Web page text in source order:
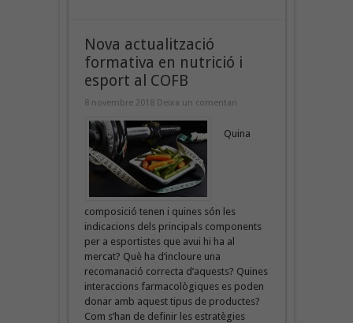
Nova actualització
formativa en nutrició i
esport al COFB
8 novembre 2018 Deixa un comentari
Quina
composició tenen i quines són les
indicacions dels principals components
per a esportistes que avui hi ha al
mercat? Què ha d’incloure una
recomanació correcta d’aquests? Quines
interaccions farmacològiques es poden
donar amb aquest tipus de productes?
Com s’han de definir les estratègies